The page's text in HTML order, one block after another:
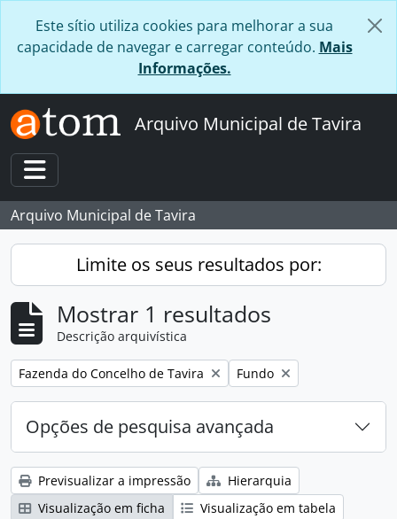
Este sítio utiliza cookies para melhorar a sua
capacidade de navegar e carregar conteúdo. Mais
Informações.
Arquivo Municipal de Tavira
Toggle navigation
Arquivo Municipal de Tavira
Limite os seus resultados por:
Mostrar 1 resultados
Descrição arquivística
Remover filtro:
Fazenda do Concelho de Tavira Remover filtro:
Fundo
Opções de pesquisa avançada
Previsualizar a impressão
Hierarquia
Visualização em ficha
Visualização em tabela